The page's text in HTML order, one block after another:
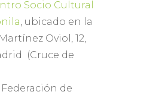
Socio Cultural
, ubicado en la
Oviol, 12,
(Cruce de
Federación de